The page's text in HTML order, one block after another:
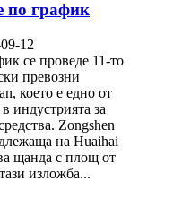
по график
12
се проведе 11-то
превозни
което е едно от
индустрията за
Zongshen
на Huaihai
щанда с площ от
изложба...